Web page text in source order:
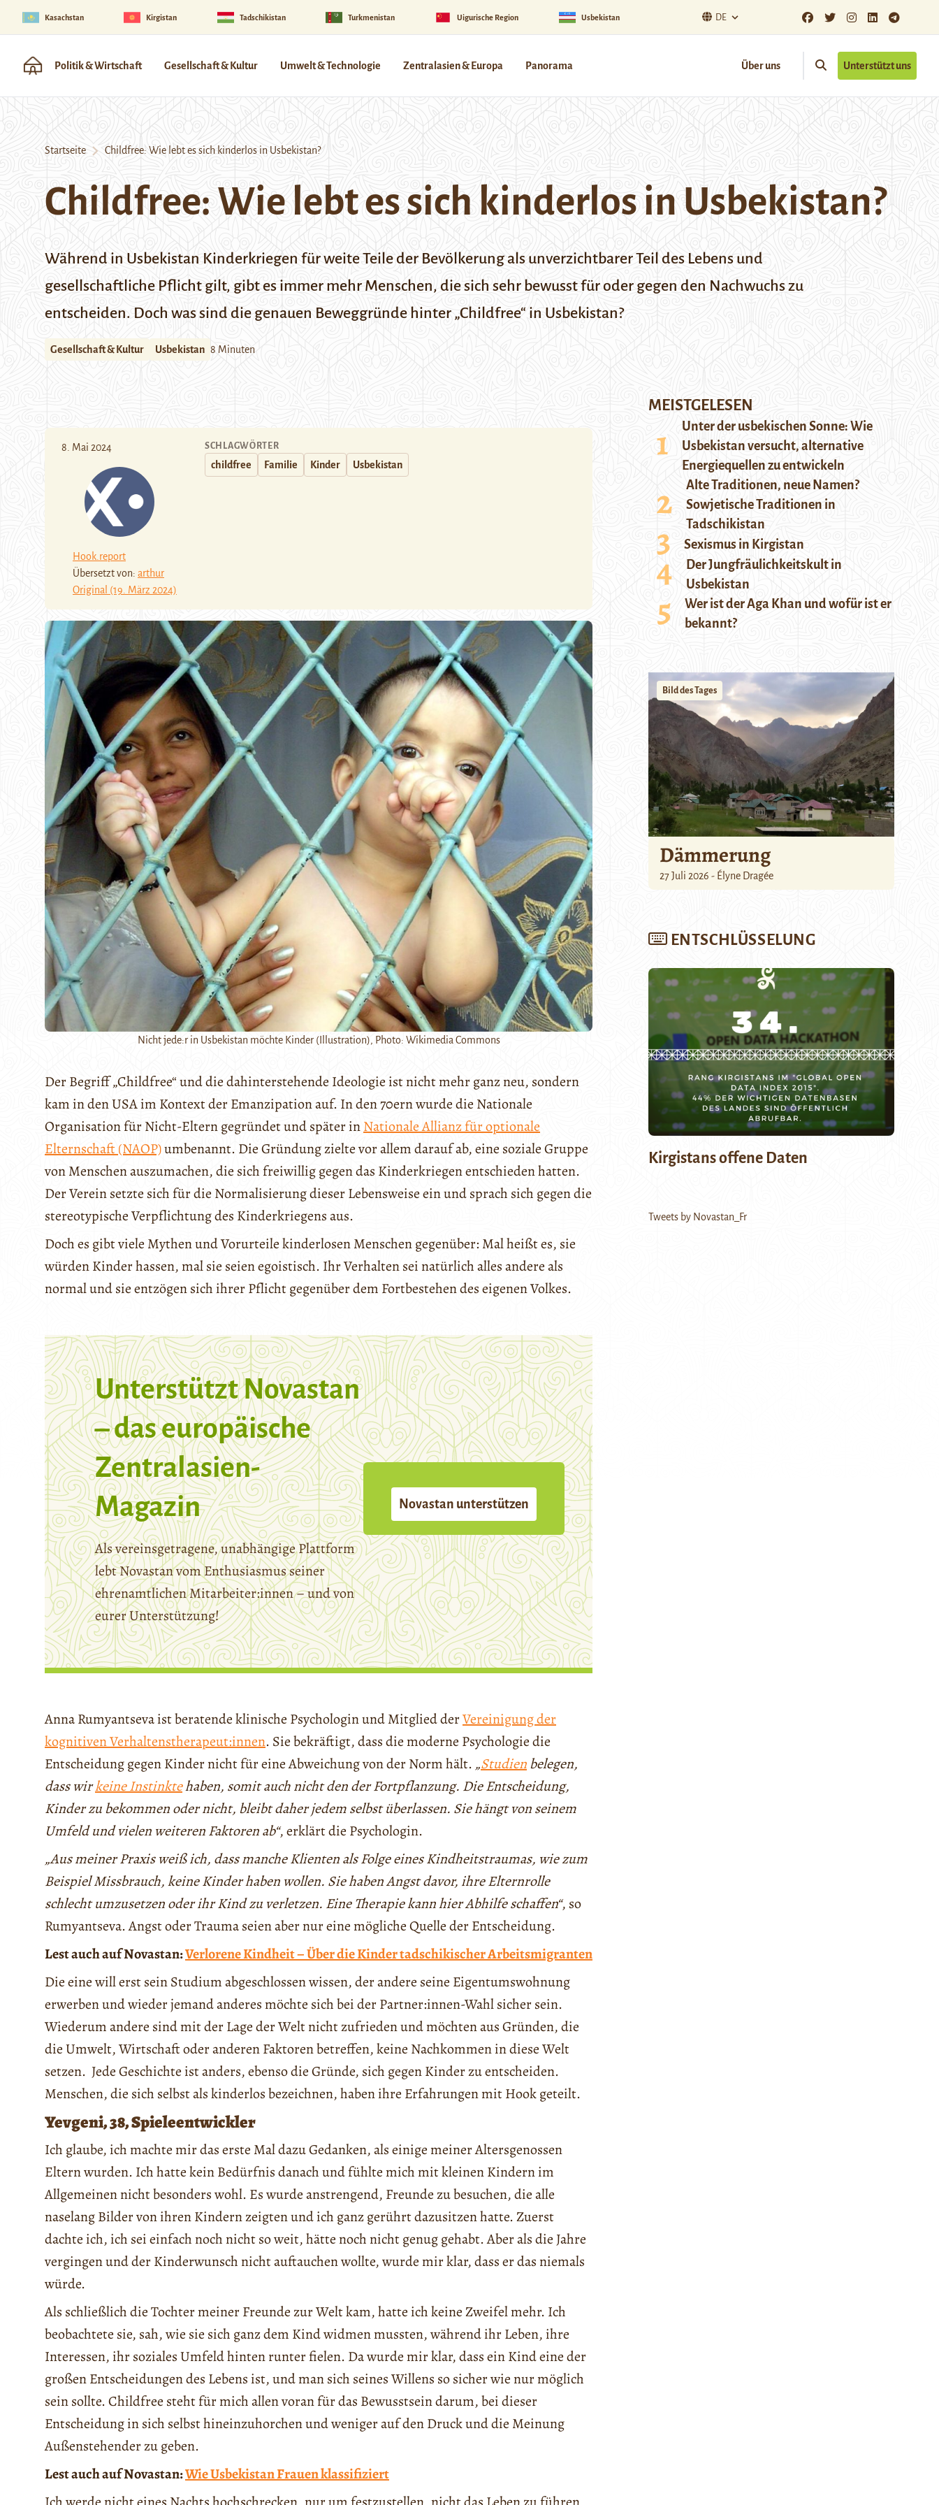
Kasachstan Kirgistan Tadschikistan Turkmenistan Uigurische Region Usbekistan DE
Politik & Wirtschaft Gesellschaft & Kultur Umwelt & Technologie Zentralasien & Europa Panorama Über uns Unterstützt uns
Startseite Childfree: Wie lebt es sich kinderlos in Usbekistan?
Childfree: Wie lebt es sich kinderlos in Usbekistan?
Während in Usbekistan Kinderkriegen für weite Teile der Bevölkerung als unverzichtbarer Teil des Lebens und
gesellschaftliche Pflicht gilt, gibt es immer mehr Menschen, die sich sehr bewusst für oder gegen den Nachwuchs zu
entscheiden. Doch was sind die genauen Beweggründe hinter „Childfree“ in Usbekistan?
Gesellschaft & Kultur Usbekistan 8 Minuten
8. Mai 2024
Hook.report
Übersetzt von: arthur
Original (19. März 2024)
SCHLAGWÖRTER
childfree Familie Kinder Usbekistan
Nicht jede:r in Usbekistan möchte Kinder (Illustration), Photo: Wikimedia Commons
Der Begriff „Childfree“ und die dahinterstehende Ideologie ist nicht mehr ganz neu, sondern
kam in den USA im Kontext der Emanzipation auf. In den 70ern wurde die Nationale
Organisation für Nicht-Eltern gegründet und später inNationale Allianz für optionale
Elternschaft (NAOP)umbenannt. Die Gründung zielte vor allem darauf ab, eine soziale Gruppe
von Menschen auszumachen, die sich freiwillig gegen das Kinderkriegen entschieden hatten.
Der Verein setzte sich für die Normalisierung dieser Lebensweise ein und sprach sich gegen die
stereotypische Verpflichtung des Kinderkriegens aus.
Doch es gibt viele Mythen und Vorurteile kinderlosen Menschen gegenüber: Mal heißt es, sie
würden Kinder hassen, mal sie seien egoistisch. Ihr Verhalten sei natürlich alles andere als
normal und sie entzögen sich ihrer Pflicht gegenüber dem Fortbestehen des eigenen Volkes.
Unterstützt Novastan
– das europäische
Zentralasien-
Magazin
Als vereinsgetragene, unabhängige Plattform
lebt Novastan vom Enthusiasmus seiner
ehrenamtlichen Mitarbeiter:innen – und von
eurer Unterstützung!
Novastan unterstützen
Anna Rumyantseva ist beratende klinische Psychologin und Mitglied derVereinigung der
kognitiven Verhaltenstherapeut:innen. Sie bekräftigt, dass die moderne Psychologie die
Entscheidung gegen Kinder nicht für eine Abweichung von der Norm hält. „Studienbelegen,
dass wirkeine Instinktehaben, somit auch nicht den der Fortpflanzung. Die Entscheidung,
Kinder zu bekommen oder nicht, bleibt daher jedem selbst überlassen. Sie hängt von seinem
Umfeld und vielen weiteren Faktoren ab“, erklärt die Psychologin.
„Aus meiner Praxis weiß ich, dass manche Klienten als Folge eines Kindheitstraumas, wie zum
Beispiel Missbrauch, keine Kinder haben wollen. Sie haben Angst davor, ihre Elternrolle
schlecht umzusetzen oder ihr Kind zu verletzen. Eine Therapie kann hier Abhilfe schaffen“, so
Rumyantseva. Angst oder Trauma seien aber nur eine mögliche Quelle der Entscheidung.
Lest auch auf Novastan:Verlorene Kindheit – Über die Kinder tadschikischer Arbeitsmigranten
Die eine will erst sein Studium abgeschlossen wissen, der andere seine Eigentumswohnung
erwerben und wieder jemand anderes möchte sich bei der Partner:innen-Wahl sicher sein.
Wiederum andere sind mit der Lage der Welt nicht zufrieden und möchten aus Gründen, die
die Umwelt, Wirtschaft oder anderen Faktoren betreffen, keine Nachkommen in diese Welt
setzen. Jede Geschichte ist anders, ebenso die Gründe, sich gegen Kinder zu entscheiden.
Menschen, die sich selbst als kinderlos bezeichnen, haben ihre Erfahrungen mit Hook geteilt.
Yevgeni, 38, Spieleentwickler
Ich glaube, ich machte mir das erste Mal dazu Gedanken, als einige meiner Altersgenossen
Eltern wurden. Ich hatte kein Bedürfnis danach und fühlte mich mit kleinen Kindern im
Allgemeinen nicht besonders wohl. Es wurde anstrengend, Freunde zu besuchen, die alle
naselang Bilder von ihren Kindern zeigten und ich ganz gerührt dazusitzen hatte. Zuerst
dachte ich, ich sei einfach noch nicht so weit, hätte noch nicht genug gehabt. Aber als die Jahre
vergingen und der Kinderwunsch nicht auftauchen wollte, wurde mir klar, dass er das niemals
würde.
Als schließlich die Tochter meiner Freunde zur Welt kam, hatte ich keine Zweifel mehr. Ich
beobachtete sie, sah, wie sie sich ganz dem Kind widmen mussten, während ihr Leben, ihre
Interessen, ihr soziales Umfeld hinten runter fielen. Da wurde mir klar, dass ein Kind eine der
großen Entscheidungen des Lebens ist, und man sich seines Willens so sicher wie nur möglich
sein sollte. Childfree steht für mich allen voran für das Bewusstsein darum, bei dieser
Entscheidung in sich selbst hineinzuhorchen und weniger auf den Druck und die Meinung
Außenstehender zu geben.
Lest auch auf Novastan:Wie Usbekistan Frauen klassifiziert
MEISTGELESEN
Unter der usbekischen Sonne: Wie
Usbekistan versucht, alternative
Energiequellen zu entwickeln
Alte Traditionen, neue Namen?
Sowjetische Traditionen in
Tadschikistan
Sexismus in Kirgistan
Der Jungfräulichkeitskult in
Usbekistan
Wer ist der Aga Khan und wofür ist er
bekannt?
Bild des Tages
Dämmerung
27 Juli 2026 - Élyne Dragée
ENTSCHLÜSSELUNG
Kirgistans offene Daten
Tweets by Novastan_Fr